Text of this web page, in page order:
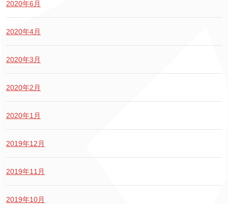
2020年6月
2020年4月
2020年3月
2020年2月
2020年1月
2019年12月
2019年11月
2019年10月